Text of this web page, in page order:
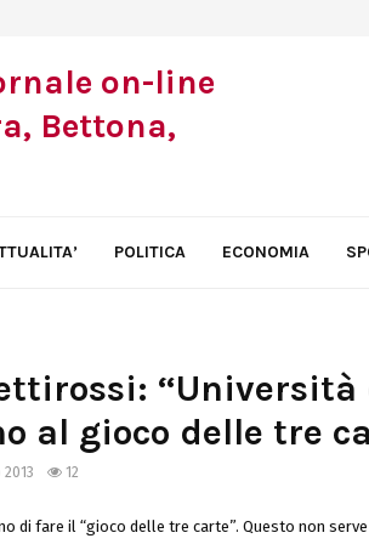
POLITICA ECONOMIA
“Università
al gioco delle tre
2013 12
di fare il “gioco delle tre carte”. Questo non